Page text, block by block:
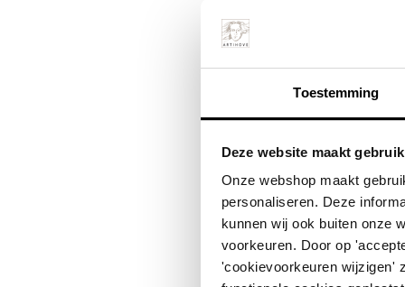
Toestemming
Deze website maakt
Onze webshop maakt
personaliseren. Deze
kunnen wij ook buiten onze
voorkeuren. Door op
'cookievoorkeuren wijzigen'
Per stuk
Vanaf